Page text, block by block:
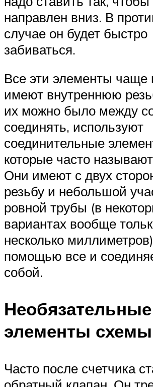
направлен вниз. В
случае он будет быстро
забиваться.
Все эти элементы чаще
имеют внутреннюю
их можно было между
соединять, используют
соединительные
которые часто называют
Они имеют с двух
резьбу и небольшой
ровной трубы (в
вариантах вообще
несколько
помощью все и
собой.
Необязательные
элементы схемы
Часто после счетчика